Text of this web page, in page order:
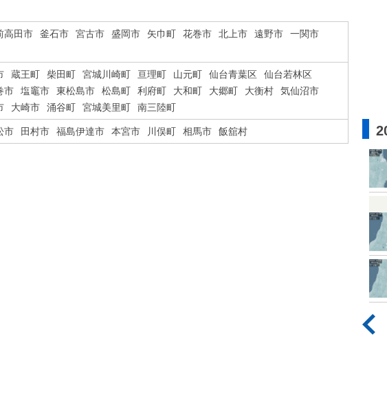
高田市 釜石市 宮古市 盛岡市 矢巾町 花巻市 北上市 遠野市
一関市
蔵王町 柴田町 宮城川崎町 亘理町 山元町 仙台青葉区
仙台若林区
市 塩竈市 東松島市 松島町 利府町 大和町 大郷町 大衡村
気仙沼市
大崎市 涌谷町 宮城美里町 南三陸町
市 田村市 福島伊達市 本宮市 川俣町 相馬市 飯舘村